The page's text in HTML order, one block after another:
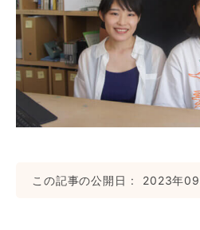
この記事の公開日 2023年09